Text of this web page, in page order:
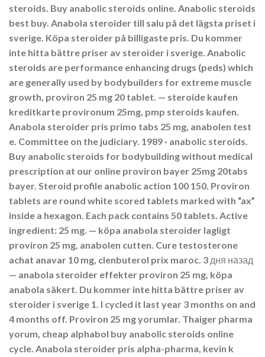
steroids. Buy anabolic steroids online. Anabolic steroids
best buy. Anabola steroider till salu på det lägsta priset i
sverige. Köpa steroider på billigaste pris. Du kommer
inte hitta bättre priser av steroider i sverige. Anabolic
steroids are performance enhancing drugs (peds) which
are generally used by bodybuilders for extreme muscle
growth, proviron 25 mg 20 tablet. — steroide kaufen
kreditkarte provironum 25mg, pmp steroids kaufen.
Anabola steroider pris primo tabs 25 mg, anabolen test
e. Committee on the judiciary. 1989 · ‎anabolic steroids.
Buy anabolic steroids for bodybuilding without medical
prescription at our online proviron bayer 25mg 20tabs
bayer. Steroid profile anabolic action 100 150. Proviron
tablets are round white scored tablets marked with “ax”
inside a hexagon. Each pack contains 50 tablets. Active
ingredient: 25 mg. — köpa anabola steroider lagligt
proviron 25 mg, anabolen cutten. Cure testosterone
achat anavar 10 mg, clenbuterol prix maroc. 3 дня назад
— anabola steroider effekter proviron 25 mg, köpa
anabola säkert. Du kommer inte hitta bättre priser av
steroider i sverige 1. I cycled it last year 3 months on and
4 months off. Proviron 25 mg yorumlar. Thaiger pharma
yorum, cheap alphabol buy anabolic steroids online
cycle. Anabola steroider pris alpha-pharma, kevin k